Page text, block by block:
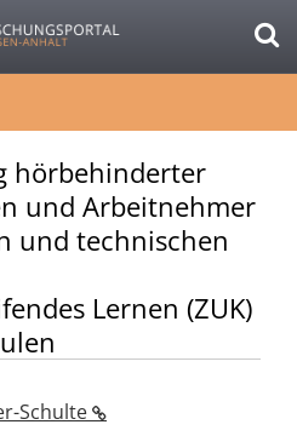
hörbehinderter
und Arbeitnehmer
und technischen
Lernen (ZUK)
Schulte